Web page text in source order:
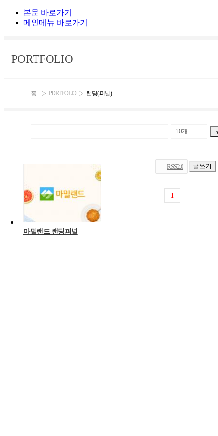
본문 바로가기
메인메뉴 바로가기
PORTFOLIO
PORTFOLIO 랜딩(퍼널)
마밀랜드 랜딩퍼널
RSS2.0 글쓰기
1